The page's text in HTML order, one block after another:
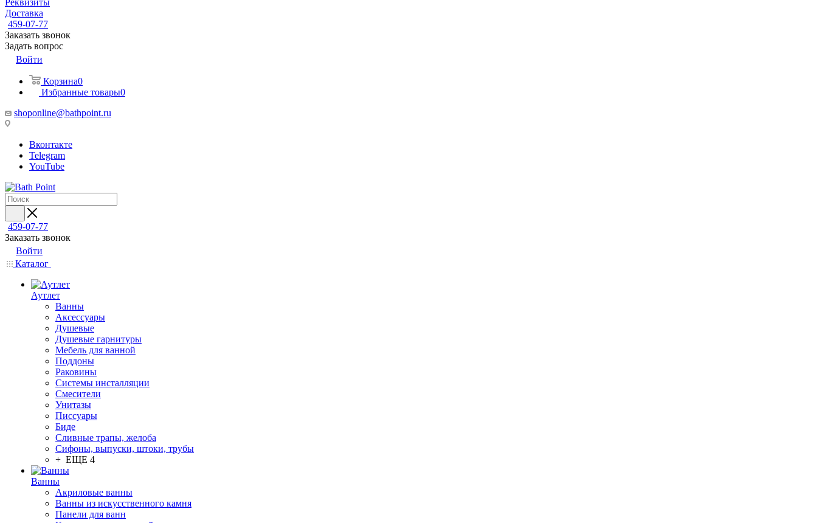
Реквизиты
Доставка
459-07-77
Заказать звонок
Задать вопрос
Войти
Корзина0
Избранные товары0
shoponline@bathpoint.ru
Вконтакте
Telegram
YouTube
459-07-77
Заказать звонок
Войти
Каталог
Аутлет
Ванны
Аксессуары
Душевые
Душевые гарнитуры
Мебель для ванной
Поддоны
Раковины
Системы инсталляции
Смесители
Унитазы
Писсуары
Биде
Сливные трапы, желоба
Сифоны, выпуски, штоки, трубы
+ ЕЩЕ 4
Ванны
Акриловые ванны
Ванны из искусственного камня
Панели для ванн